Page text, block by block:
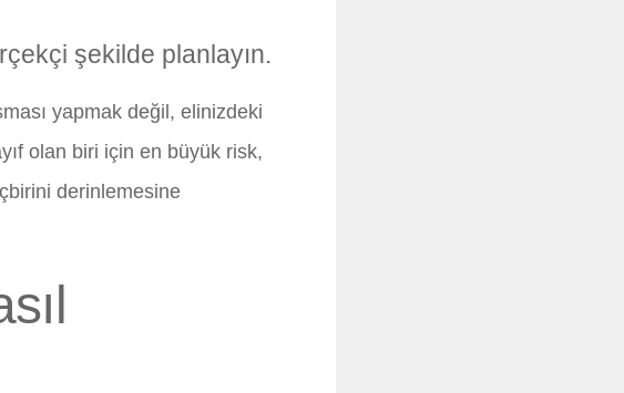
şekilde planlayın.
yapmak değil, elinizdeki
olan biri için en büyük risk,
derinlemesine